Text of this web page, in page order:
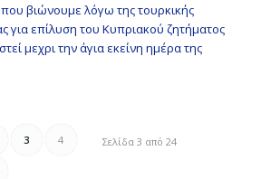
βιώνουμε λόγω της τουρκικής
για επίλυση του Κυπριακού ζητήματος
μεχρι την άγια εκείνη ημέρα της
Σελίδα 3 από 24
3 4